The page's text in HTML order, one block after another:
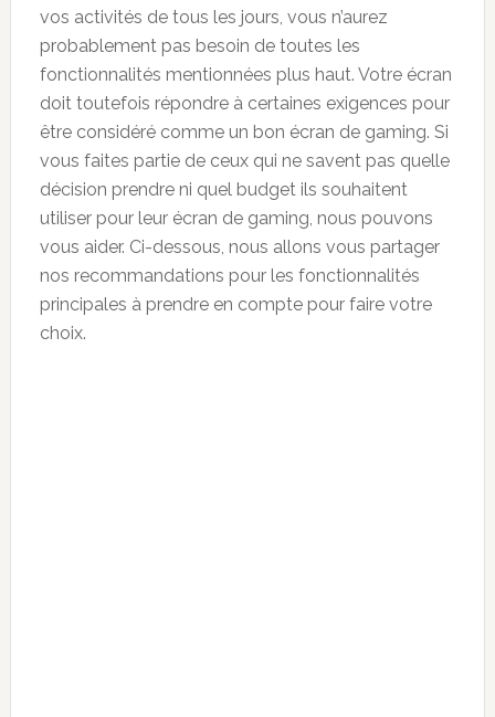
vos activités de tous les jours, vous n’aurez
probablement pas besoin de toutes les
fonctionnalités mentionnées plus haut. Votre écran
doit toutefois répondre à certaines exigences pour
être considéré comme un bon écran de gaming. Si
vous faites partie de ceux qui ne savent pas quelle
décision prendre ni quel budget ils souhaitent
utiliser pour leur écran de gaming, nous pouvons
vous aider. Ci-dessous, nous allons vous partager
nos recommandations pour les fonctionnalités
principales à prendre en compte pour faire votre
choix.